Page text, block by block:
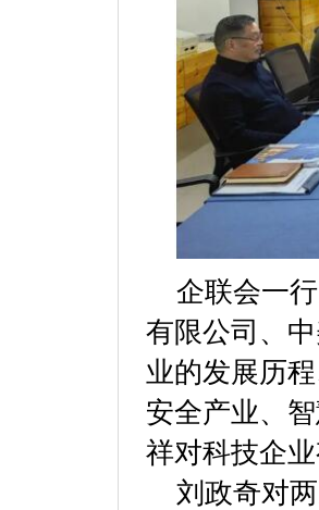
企联会一
有限公司、
业的发展历
安全产业、
祥对科技企
刘政奇对